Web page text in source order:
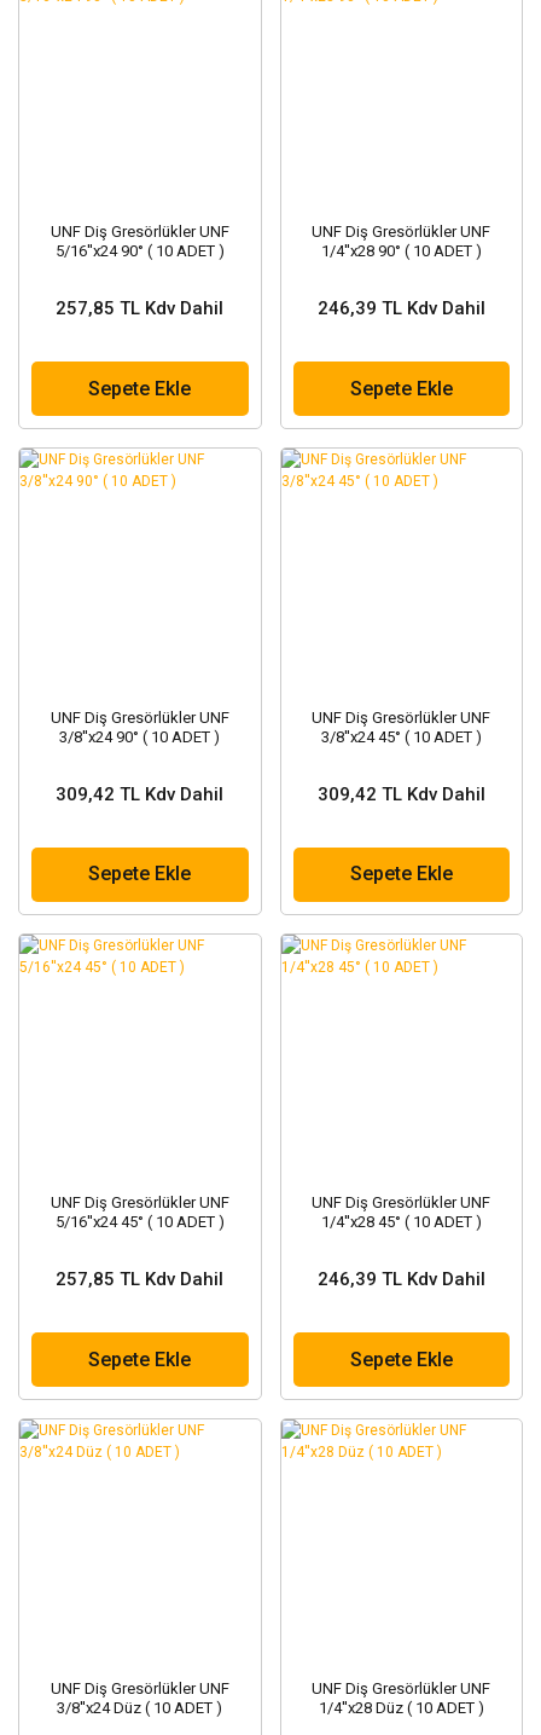
UNF Diş Gresörlükler UNF
5/16''x24 90° ( 10 ADET )
257,85 TL Kdv Dahil
Sepete Ekle
UNF Diş Gresörlükler UNF
1/4''x28 90° ( 10 ADET )
246,39 TL Kdv Dahil
Sepete Ekle
UNF Diş Gresörlükler UNF
3/8''x24 90° ( 10 ADET )
309,42 TL Kdv Dahil
Sepete Ekle
UNF Diş Gresörlükler UNF
3/8''x24 45° ( 10 ADET )
309,42 TL Kdv Dahil
Sepete Ekle
UNF Diş Gresörlükler UNF
5/16''x24 45° ( 10 ADET )
257,85 TL Kdv Dahil
Sepete Ekle
UNF Diş Gresörlükler UNF
1/4''x28 45° ( 10 ADET )
246,39 TL Kdv Dahil
Sepete Ekle
UNF Diş Gresörlükler UNF
3/8''x24 Düz ( 10 ADET )
UNF Diş Gresörlükler UNF
1/4''x28 Düz ( 10 ADET )